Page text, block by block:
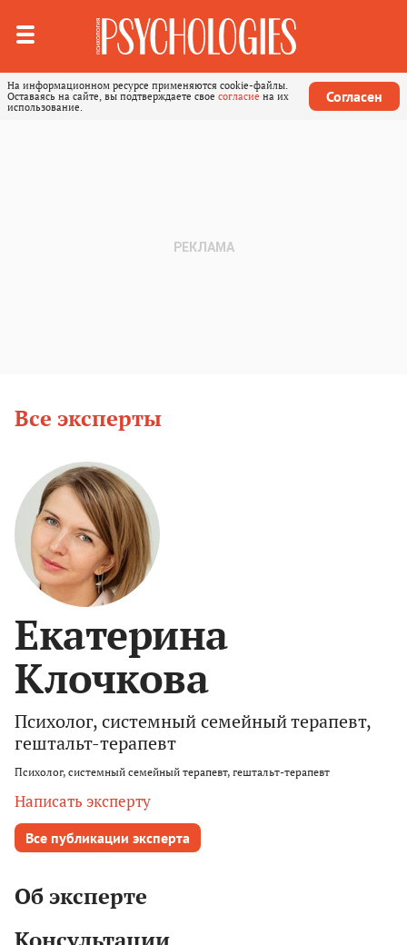
На информационном ресурсе применяются cookie-файлы.
Оставаясь на сайте, вы подтверждаете свое согласие на их
использование.
Согласен
Все эксперты
Екатерина
Клочкова
Психолог, системный семейный терапевт,
гештальт-терапевт
Психолог, системный семейный терапевт, гештальт-терапевт
Написать эксперту
Все публикации эксперта
Об эксперте